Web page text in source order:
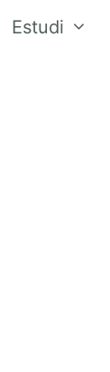
Estudi